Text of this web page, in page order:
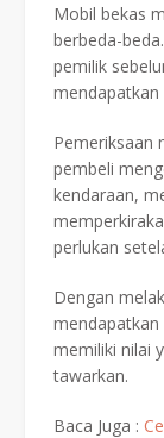
Mobil bekas
berbeda-
pemilik
Pemeriksaan
pembeli
kendaraan,
perlukan
Dengan
mendapatkan
memiliki nilai
tawarkan.
Baca Juga :